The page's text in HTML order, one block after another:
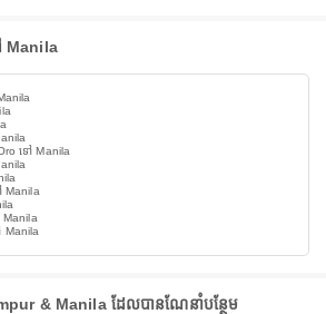
Manila
ទៅ Manila
Manila
Manila
Manila
& Manila ដែលបានណែនាំបន្ថែម